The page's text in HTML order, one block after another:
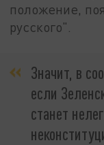
положение,
русского".
Значит, в
если
станет